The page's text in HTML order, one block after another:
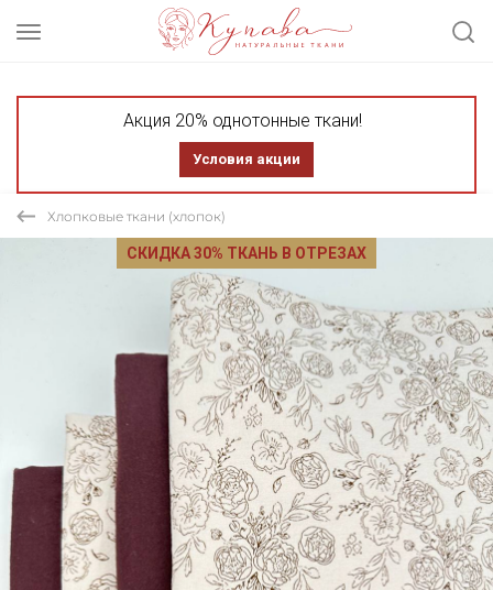
Акция 20% однотонные ткани!
Условия акции
Хлопковые ткани (хлопок)
СКИДКА 30% ТКАНЬ В ОТРЕЗАХ